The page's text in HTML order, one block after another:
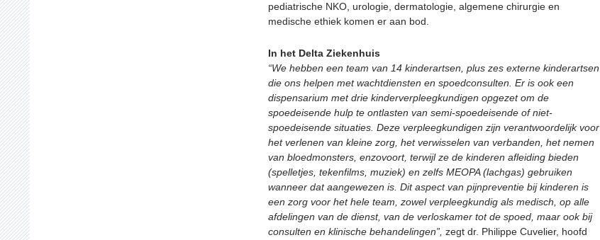
pediatrische NKO, urologie, dermatologie, algemene chirurgie en
medische ethiek komen er aan bod.
In het Delta Ziekenhuis
“We hebben een team van 14 kinderartsen, plus zes externe kinderartsen
die ons helpen met wachtdiensten en spoedconsulten. Er is ook een
dispensarium met drie kinderverpleegkundigen opgezet om de
spoedeisende hulp te ontlasten van semi-spoedeisende of niet-
spoedeisende situaties. Deze verpleegkundigen zijn verantwoordelijk voor
het verlenen van kleine zorg, het verwisselen van verbanden, het nemen
van bloedmonsters, enzovoort, terwijl ze de kinderen afleiding bieden
(spelletjes, tekenfilms, muziek) en zelfs MEOPA (lachgas) gebruiken
wanneer dat aangewezen is. Dit aspect van pijnpreventie bij kinderen is
een zorg voor het hele team, zowel verpleegkundig als medisch, op alle
afdelingen van de dienst, van de verloskamer tot de spoed, maar ook bij
consulten en klinische behandelingen”, zegt dr. Philippe Cuvelier, hoofd